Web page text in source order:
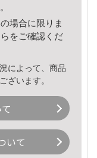
場合に限りま
をご確認くだ
によって、商品
ざいます。
いて